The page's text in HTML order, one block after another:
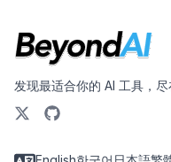
发现最适合你的 AI 工具，